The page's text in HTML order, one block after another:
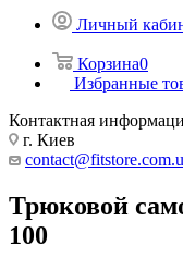
Личный
Корзина0
Избранные
Контактная
г. Киев
Трюковой
100